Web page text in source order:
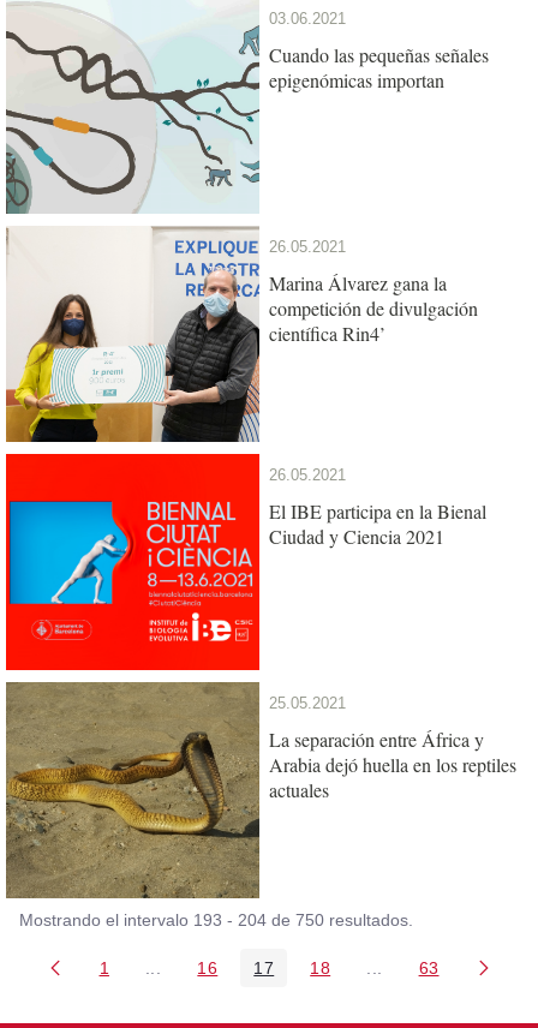
03.06.2021
Cuando las pequeñas señales
epigenómicas importan
26.05.2021
Marina Álvarez gana la
competición de divulgación
científica Rin4’
26.05.2021
El IBE participa en la Bienal
Ciudad y Ciencia 2021
25.05.2021
La separación entre África y
Arabia dejó huella en los reptiles
actuales
Mostrando el intervalo 193 - 204 de 750 resultados.
Página
1 Páginas intermedias Use TAB para
Página
16 Página
17 Página
18 PáginasPágina
63